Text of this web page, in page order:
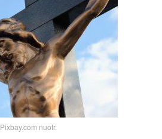
Pixbay.com nuotr.